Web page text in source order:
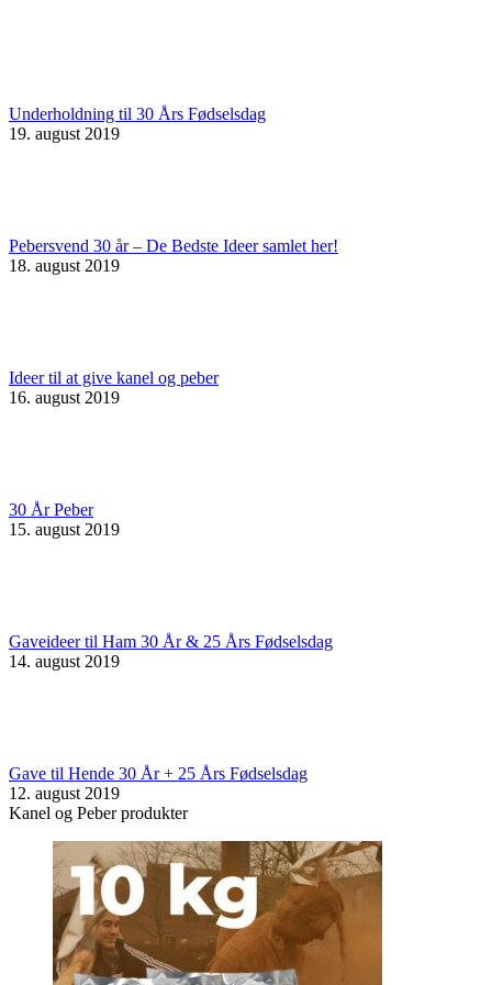
Underholdning til 30 Års Fødselsdag
19. august 2019
Pebersvend 30 år – De Bedste Ideer samlet her!
18. august 2019
Ideer til at give kanel og peber
16. august 2019
30 År Peber
15. august 2019
Gaveideer til Ham 30 År & 25 Års Fødselsdag
14. august 2019
Gave til Hende 30 År + 25 Års Fødselsdag
12. august 2019
Kanel og Peber produkter